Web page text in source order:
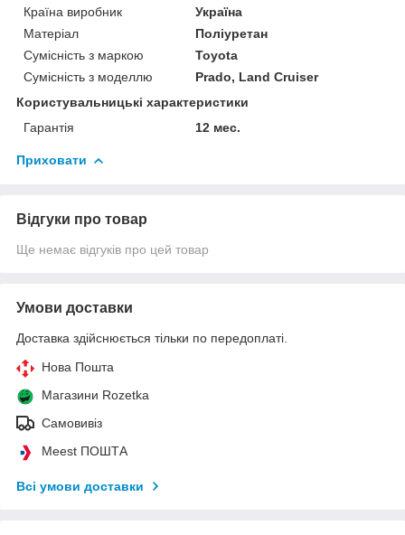
Країна виробник
Україна
Матеріал
Поліуретан
Сумісність з маркою
Toyota
Сумісність з моделлю
Prado, Land Cruiser
Користувальницькі характеристики
Гарантія
12 мес.
Приховати
Відгуки про товар
Ще немає відгуків про цей товар
Умови доставки
Доставка здійснюється тільки по передоплаті.
Нова Пошта
Магазини Rozetka
Самовивіз
Meest ПОШТА
Всі умови доставки